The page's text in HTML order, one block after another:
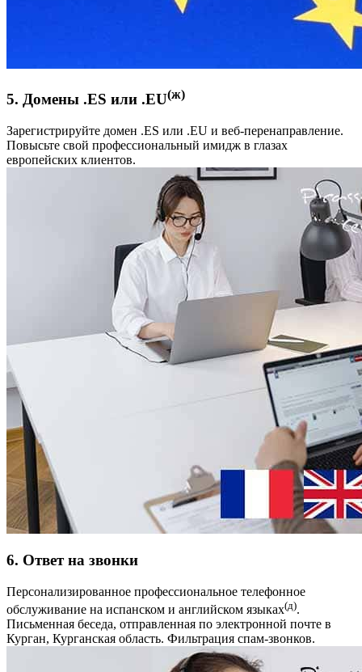
5. Домены .ES или .EU(ж)
Зарегистрируйте домен .ES или .EU и веб-перенаправление.
Повысьте свой профессиональный имидж в глазах
европейских клиентов.
6. Ответ на звонки
Персонализированное профессиональное телефонное
обслуживание на испанском и английском языках(д).
Письменная беседа, отправленная по электронной почте в
Курган, Курганская область. Фильтрация спам-звонков.